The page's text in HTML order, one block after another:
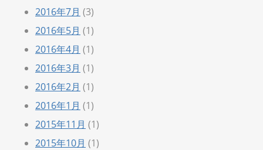
2016年7月 (3)
2016年5月 (1)
2016年4月 (1)
2016年3月 (1)
2016年2月 (1)
2016年1月 (1)
2015年11月 (1)
2015年10月 (1)